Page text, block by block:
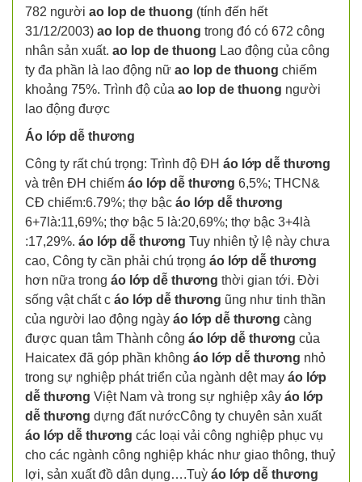
782 người ao lop de thuong (tính đến hết
31/12/2003) ao lop de thuong trong đó có 672 công
nhân sản xuất. ao lop de thuong Lao động của công
ty đa phần là lao động nữ ao lop de thuong chiếm
khoảng 75%. Trình độ của ao lop de thuong người
lao động được
Áo lớp dễ thương
Công ty rất chú trọng: Trình độ ĐH áo lớp dễ thương
và trên ĐH chiếm áo lớp dễ thương 6,5%; THCN&
CĐ chiếm:6.79%; thợ bậc áo lớp dễ thương
6+7là:11,69%; thợ bậc 5 là:20,69%; thợ bậc 3+4là
:17,29%. áo lớp dễ thương Tuy nhiên tỷ lệ này chưa
cao, Công ty cần phải chú trọng áo lớp dễ thương
hơn nữa trong áo lớp dễ thương thời gian tới. Đời
sống vật chất c áo lớp dễ thương ũng như tinh thần
của người lao động ngày áo lớp dễ thương càng
được quan tâm Thành công áo lớp dễ thương của
Haicatex đã góp phần không áo lớp dễ thương nhỏ
trong sự nghiệp phát triển của ngành dệt may áo lớp
dễ thương Việt Nam và trong sự nghiệp xây áo lớp
dễ thương dựng đất nướcCông ty chuyên sản xuất
áo lớp dễ thương các loại vải công nghiệp phục vụ
cho các ngành công nghiệp khác như giao thông, thuỷ
lợi, sản xuất đồ dân dụng….Tuỳ áo lớp dễ thương